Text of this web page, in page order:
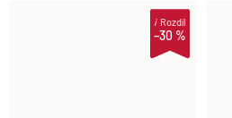
–30 %
iRozdíl